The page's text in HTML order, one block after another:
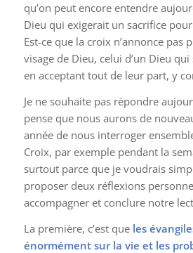
qu’on peut encore entendre
Dieu qui exigerait un sacrifice
Est-ce que la croix n’annonce pas
visage de Dieu, celui d’un Dieu
en acceptant tout de leur part, y
Je ne souhaite pas répondre
pense que nous aurons de
année de nous interroger
Croix, par exemple pendant la
surtout parce que je voudrais
proposer deux réflexions
accompagner et conclure notre
La première, c’est que les
énormément sur la vie et les